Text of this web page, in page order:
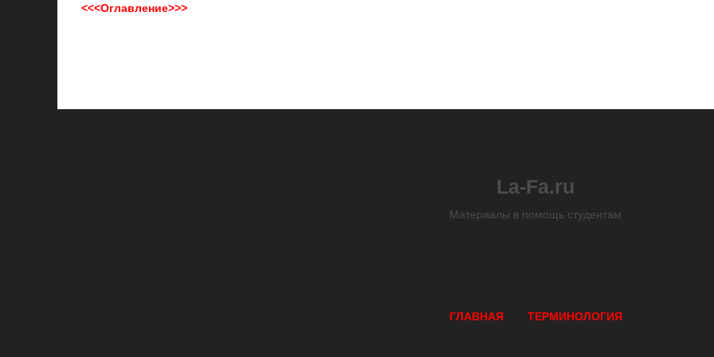
<<<Оглавление>>>
La-Fa.ru
Материалы в помощь студентам
ГЛАВНАЯ ТЕРМИНОЛОГИЯ